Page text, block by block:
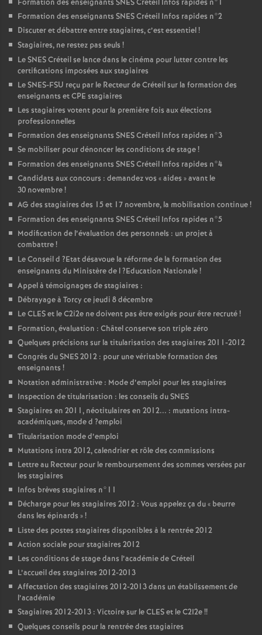
Formation des enseignants SNESCréteil Infos rapides n°1
Formation des enseignants SNESCréteil Infos rapides n°2
Discuter et débattre entre stagiaires, c’est essentiel!
Stagiaires, ne restez pas seuls !
LeSNESCréteil se lance dans le cinéma pour lutter contre les
certifications imposées aux stagiaires
LeSNES-FSU reçu par le Recteur de Créteil sur la formation des
enseignants etCPE stagiaires
Les stagiaires votent pour la première fois aux élections
professionnelles
Formation des enseignants SNESCréteil Infos rapides n°3
Se mobiliser pour dénoncer les conditions de stage!
Formation des enseignants SNESCréteil Infos rapides n°4
Candidats aux concours : demandez vos «aides » avant le
30 novembre!
AG des stagiaires des 15 et 17 novembre, la mobilisation continue!
Formation des enseignants SNESCréteil Infos rapides n°5
Modification de l’évaluation des personnels : un projet à
combattre!
Le Conseil d ?Etat désavoue la réforme de la formation des
enseignants du Ministère de l?Education Nationale!
Appel à témoignages de stagiaires :
Débrayage à Torcy ce jeudi 8 décembre
LeCLESet le C2i2e ne doivent pas être exigés pour être recruté!
Formation, évaluation : Châtel conserve son triple zéro
Quelques précisions sur la titularisation des stagiaires 2011-2012
Congrès duSNES2012 : pour une véritable formation des
enseignants !
Notation administrative : Mode d’emploi pour les stagiaires
Inspection de titularisation : les conseils duSNES
Stagiaires en 2011, néotitulaires en 2012... : mutations intra-
académiques, mode d ?emploi
Titularisation mode d’emploi
Mutations intra 2012, calendrier et rôle des commissions
Lettre au Recteur pour le remboursement des sommes versées par
les stagiaires
Infos brèves stagiaires n°11
Décharge pour les stagiaires 2012 : Vous appelez ça du « beurre
dans les épinards »!
Liste des postes stagiaires disponibles à la rentrée 2012
Action sociale pour stagiaires 2012
Les conditions de stage dans l’académie de Créteil
L’accueil des stagiaires 2012-2013
Affectation des stagiaires 2012-2013 dans un établissement de
l’académie
Stagiaires 2012-2013 : Victoire sur leCLESet le C2I2e!!
Quelques conseils pour la rentrée des stagiaires